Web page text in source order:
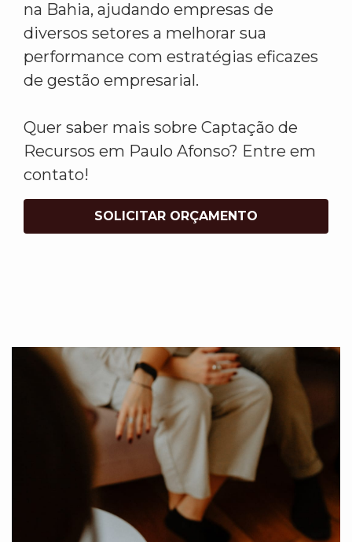
na Bahia, ajudando empresas de
diversos setores a melhorar sua
performance com estratégias eficazes
de gestão empresarial.
Quer saber mais sobre Captação de
Recursos em Paulo Afonso? Entre em
contato!
SOLICITAR ORÇAMENTO